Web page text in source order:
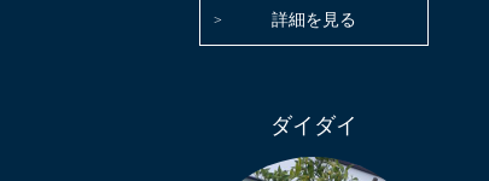
詳細を見る
ダイダイ